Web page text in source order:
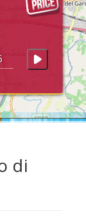
di